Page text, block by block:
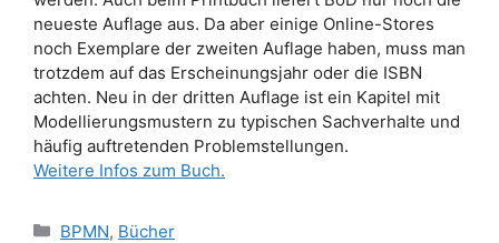
neueste Auflage aus. Da aber einige Online-Stores
noch Exemplare der zweiten Auflage haben, muss man
trotzdem auf das Erscheinungsjahr oder die ISBN
achten. Neu in der dritten Auflage ist ein Kapitel mit
Modellierungsmustern zu typischen Sachverhalte und
häufig auftretenden Problemstellungen.
Weitere Infos zum Buch.
Kategorien
BPMN, Bücher